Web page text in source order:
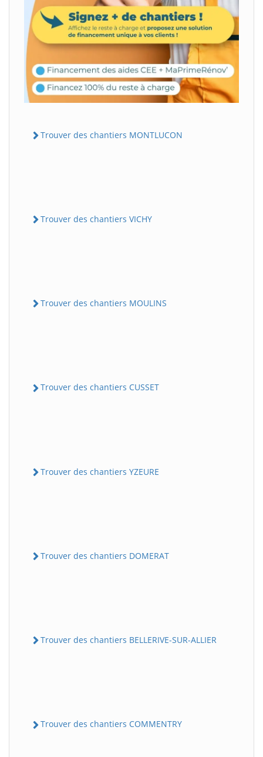
Trouver des chantiers MONTLUCON
Trouver des chantiers VICHY
Trouver des chantiers MOULINS
Trouver des chantiers CUSSET
Trouver des chantiers YZEURE
Trouver des chantiers DOMERAT
Trouver des chantiers BELLERIVE-SUR-ALLIER
Trouver des chantiers COMMENTRY